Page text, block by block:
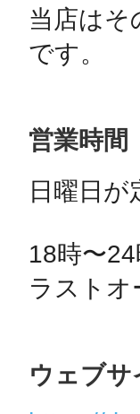
当店はそ
です。
営業時間
日曜日が
18時〜
ラストオ
ウェブサ